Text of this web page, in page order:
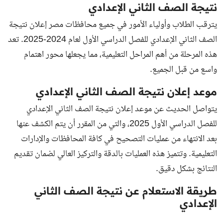
نتيجة الصف الثاني الإعدادي
يترقب الطلاب وأولياء الأمور في جميع محافظات مصر إعلان نتيجة
الصف الثاني الإعدادي للفصل الدراسي الأول لعام 2024-2025. تعد
هذه المرحلة من أهم المراحل التعليمية، مما يجعلها محور اهتمام
واسع من قبل الجميع.
موعد إعلان نتيجة الصف الثاني الإعدادي
يتواصل الحديث عن موعد إعلان نتيجة الصف الثاني الإعدادي
للفصل الدراسي الأول 2025، والتي من المقرر أن يتم الكشف عنها
بعد الانتهاء من عمليات التصحيح في كافة المحافظات والإدارات
التعليمية. وتتميز هذه العمليات بالدقة والتركيز العالي لضمان تقديم
النتائج بشكل دقيق.
طريقة الاستعلام عن نتيجة الصف الثاني
الإعدادي